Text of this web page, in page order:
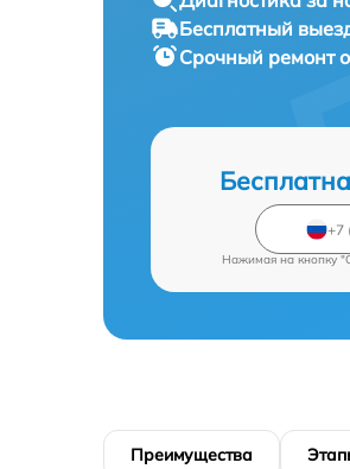
Бесплатный
Срочный ремонт
Нажимая на кнопку
Преимущества